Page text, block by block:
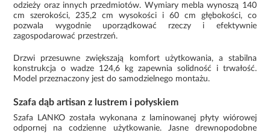
odzieży oraz innych przedmiotów. Wymiary mebla wynoszą 140
cm szerokości, 235,2 cm wysokości i 60 cm głębokości, co
pozwala wygodnie uporządkować rzeczy i efektywnie
zagospodarować przestrzeń.
Drzwi przesuwne zwiększają komfort użytkowania, a stabilna
konstrukcja o wadze 124,6 kg zapewnia solidność i trwałość.
Model przeznaczony jest do samodzielnego montażu.
Szafa dąb artisan z lustrem i połyskiem
Szafa LANKO została wykonana z laminowanej płyty wiórowej
odpornej na codzienne użytkowanie. Jasne drewnopodobne